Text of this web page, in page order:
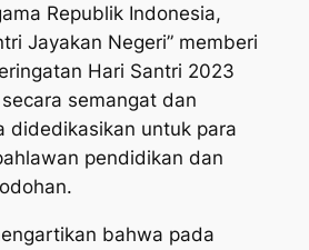
Republik Indonesia,
Jayakan Negeri” memberi
Hari Santri 2023
semangat dan
didedikasikan untuk para
pendidikan dan
bahwa pada